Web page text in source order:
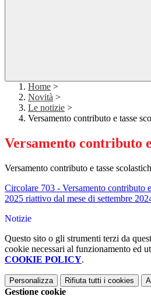
Home >
Novità >
Le notizie >
Versamento contributo e tasse
Versamento contributo
Versamento contributo e tasse
Circolare 703 - Versamento contributo
2025 riattivo dal mese di settembre
Notizie
Questo sito o gli strumenti terzi da
cookie necessari al funzionamento ed
COOKIE POLICY.
Personalizza Rifiuta tutti i cookies
Gestione cookie